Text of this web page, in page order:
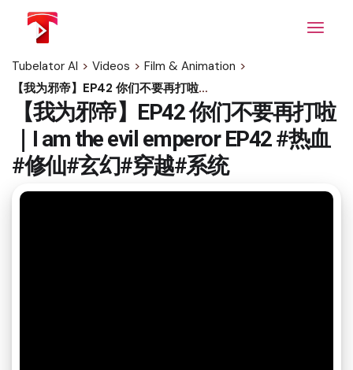
content
Tubelator AI > Videos > Film & Animation >
【我为邪帝】EP42 你们不要再打啦｜I am the evil emperor EP42 #热血#修仙#玄幻#穿越#系统
【我为邪帝】EP42 你们不要再打啦
｜I am the evil emperor EP42 #热血
#修仙#玄幻#穿越#系统